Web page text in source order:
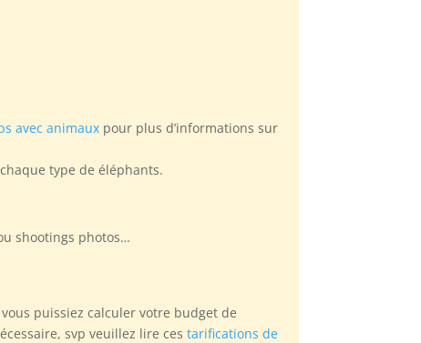
avec animaux pour plus d’informations sur
type de éléphants.
shootings photos…
puissiez calculer votre budget de
svp veuillez lire cestarifications de